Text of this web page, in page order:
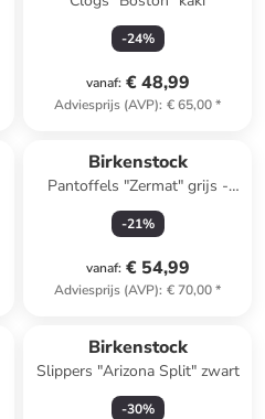
-24%
vanaf: € 48,99
Adviesprijs (AVP): € 65,00*
Birkenstock
Pantoffels "Zermat" grijs -
wijdte S
-21%
vanaf: € 54,99
Adviesprijs (AVP): € 70,00*
Birkenstock
Slippers "Arizona Split" zwart
-30%